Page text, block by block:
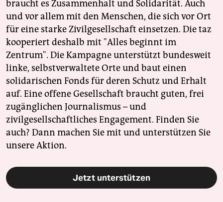
braucht es Zusammenhalt und Solidarität. Auch
und vor allem mit den Menschen, die sich vor Ort
für eine starke Zivilgesellschaft einsetzen. Die taz
kooperiert deshalb mit "Alles beginnt im
Zentrum". Die Kampagne unterstützt bundesweit
linke, selbstverwaltete Orte und baut einen
solidarischen Fonds für deren Schutz und Erhalt
auf. Eine offene Gesellschaft braucht guten, frei
zugänglichen Journalismus – und
zivilgesellschaftliches Engagement. Finden Sie
auch? Dann machen Sie mit und unterstützen Sie
unsere Aktion.
Jetzt unterstützen